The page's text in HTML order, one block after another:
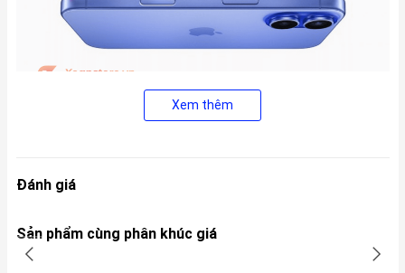
hơn.
Bên cạnh đó, iPhone 16 Plus cũng được Apple trang bị thêm nút
điều khiển Camera (Camera Control) hoàn toàn mới. Camera
Control hoạt động dựa trên cơ chế phản hồi xúc giác từ Taptic
Xem thêm
Đánh giá
Sản phẩm cùng phân khúc giá